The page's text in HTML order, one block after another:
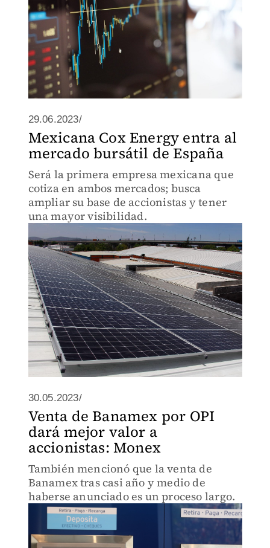
29.06.2023/
Mexicana Cox Energy entra al
mercado bursátil de España
Será la primera empresa mexicana que
cotiza en ambos mercados; busca
ampliar su base de accionistas y tener
una mayor visibilidad.
30.05.2023/
Venta de Banamex por OPI
dará mejor valor a
accionistas: Monex
También mencionó que la venta de
Banamex tras casi año y medio de
haberse anunciado es un proceso largo.